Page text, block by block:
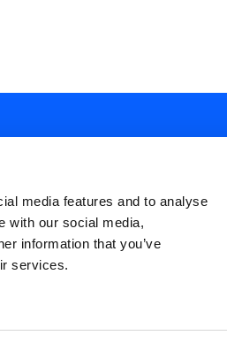
media features and to analyse
with our social media,
information that you’ve
services.
Privacy policy